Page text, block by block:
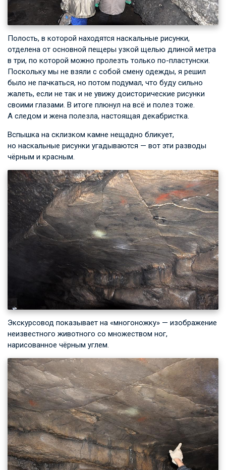
Полость, в которой находятся наскальные рисунки,
отделена от основной пещеры узкой щелью длиной метра
в три, по которой можно пролезть только по-пластунски.
Поскольку мы не взяли с собой смену одежды, я решил
было не пачкаться, но потом подумал, что буду сильно
жалеть, если не так и не увижу доисторические рисунки
своими глазами. В итоге плюнул на всё и полез тоже.
А следом и жена полезла, настоящая декабристка.
Вспышка на склизком камне нещадно бликует,
но наскальные рисунки угадываются — вот эти разводы
чёрным и красным.
Экскурсовод показывает на «многоножку» — изображение
неизвестного животного со множеством ног,
нарисованное чёрным углем.